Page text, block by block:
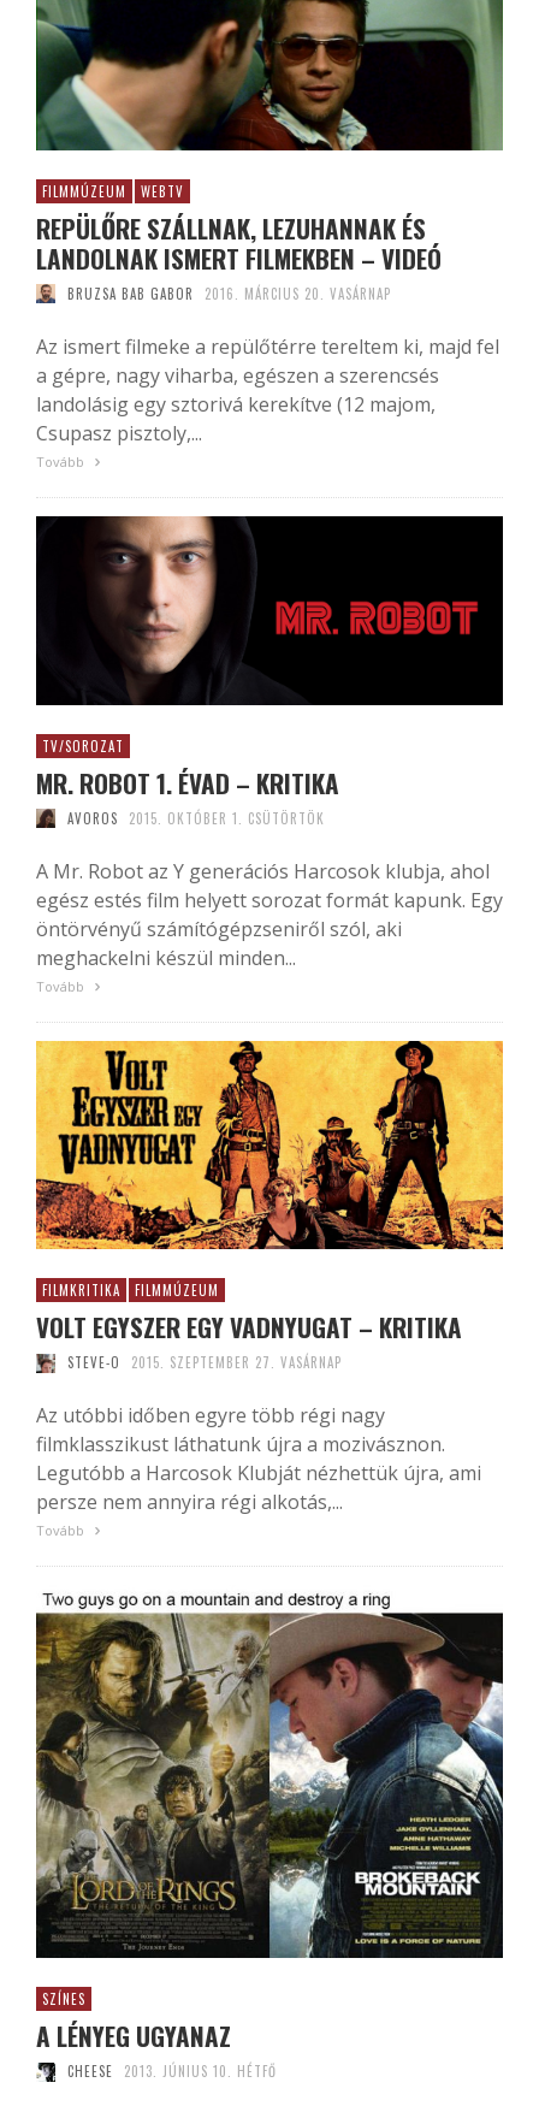
FILMMÚZEUM WEBTV
REPÜLŐRE SZÁLLNAK, LEZUHANNAK ÉS
LANDOLNAK ISMERT FILMEKBEN – VIDEÓ
BRUZSA BAB GABOR 2016. MÁRCIUS 20. VASÁRNAP
Az ismert filmeke a repülőtérre tereltem ki, majd fel
a gépre, nagy viharba, egészen a szerencsés
landolásig egy sztorivá kerekítve (12 majom,
Csupasz pisztoly,...
Tovább
TV/SOROZAT
MR. ROBOT 1. ÉVAD – KRITIKA
AVOROS 2015. OKTÓBER 1. CSÜTÖRTÖK
A Mr. Robot az Y generációs Harcosok klubja, ahol
egész estés film helyett sorozat formát kapunk. Egy
öntörvényű számítógépzseniről szól, aki
meghackelni készül minden...
Tovább
FILMKRITIKA FILMMÚZEUM
VOLT EGYSZER EGY VADNYUGAT – KRITIKA
STEVE-O 2015. SZEPTEMBER 27. VASÁRNAP
Az utóbbi időben egyre több régi nagy
filmklasszikust láthatunk újra a mozivásznon.
Legutóbb a Harcosok Klubját nézhettük újra, ami
persze nem annyira régi alkotás,...
Tovább
SZÍNES
A LÉNYEG UGYANAZ
CHEESE 2013. JÚNIUS 10. HÉTFŐ